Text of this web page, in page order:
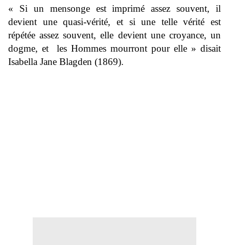
« Si un mensonge est imprimé assez souvent, il
devient une quasi-vérité, et si une telle vérité est
répétée assez souvent, elle devient une croyance, un
dogme, et
les Hommes mourront pour elle » disait
Isabella Jane Blagden (1869).